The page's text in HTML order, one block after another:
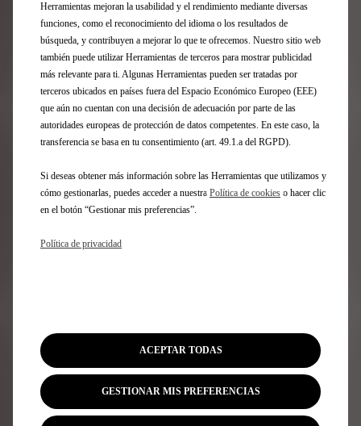
Suscríbase a nuestra newsletter
Gama DS
Vehículos 100% eléctricos
Vehículos híbridos autorrecargables
Herramientas mejoran la usabilidad y el rendimiento mediante diversas
funciones, como el reconocimiento del idioma o los resultados de
búsqueda, y contribuyen a mejorar lo que te ofrecemos. Nuestro sitio web
también puede utilizar Herramientas de terceros para mostrar publicidad
más relevante para ti. Algunas Herramientas pueden ser tratadas por
terceros ubicados en países fuera del Espacio Económico Europeo (EEE)
que aún no cuentan con una decisión de adecuación por parte de las
autoridades europeas de protección de datos competentes. En este caso, la
transferencia se basa en tu consentimiento (art. 49.1.a del RGPD).
Si deseas obtener más información sobre las Herramientas que utilizamos y
cómo gestionarlas, puedes acceder a nuestra Política de cookies o hacer clic
en el botón “Gestionar mis preferencias”.
Política de privacidad
GESTIONAR MIS PREFERENCIAS
ACEPTAR TODAS